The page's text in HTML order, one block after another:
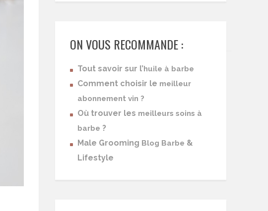
ON VOUS RECOMMANDE :
Tout savoir sur l’huile à barbe
Comment choisir le meilleur
abonnement vin ?
Où trouver les meilleurs soins à
barbe ?
Male Grooming Blog Barbe &
Lifestyle